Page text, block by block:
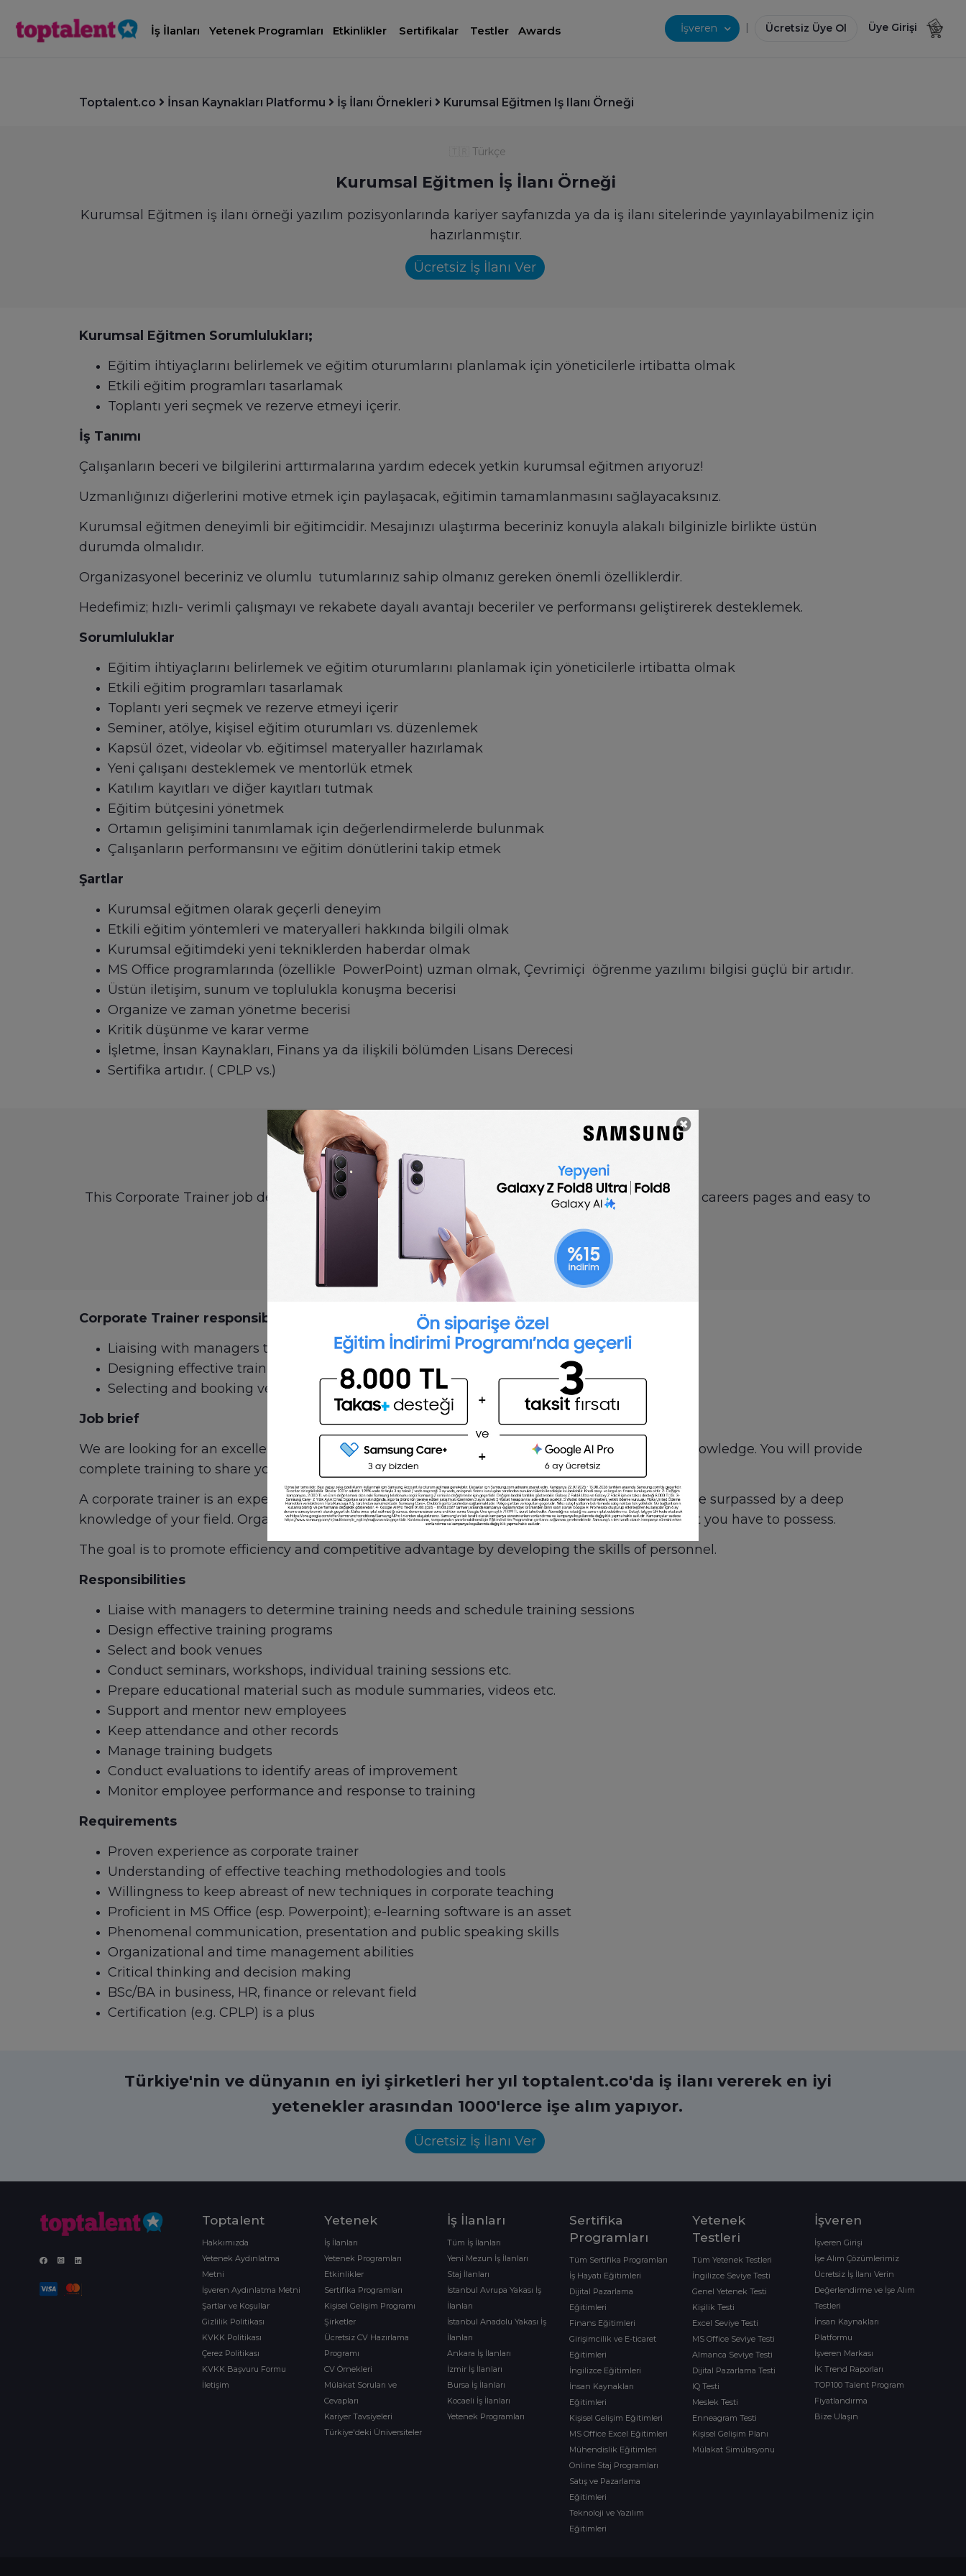
İş İlanları Yetenek Programları Etkinlikler Sertifikalar Testler Awards İşveren | Ücretsiz Üye Ol Üye Girişi
Toptalent.co İnsan Kaynakları Platformu İş İlanı Örnekleri Kurumsal Eğitmen Iş Ilanı Örneği
Türkçe
Kurumsal Eğitmen İş İlanı Örneği
Kurumsal Eğitmen iş ilanı örneği yazılım pozisyonlarında kariyer sayfanızda ya da iş ilanı sitelerinde yayınlayabilmeniz için
hazırlanmıştır.
Ücretsiz İş İlanı Ver
Kurumsal Eğitmen Sorumlulukları;
Eğitim ihtiyaçlarını belirlemek ve eğitim oturumlarını planlamak için yöneticilerle irtibatta olmak
Etkili eğitim programları tasarlamak
Toplantı yeri seçmek ve rezerve etmeyi içerir.
İş Tanımı
Çalışanların beceri ve bilgilerini arttırmalarına yardım edecek yetkin kurumsal eğitmen arıyoruz!
Uzmanlığınızı diğerlerini motive etmek için paylaşacak, eğitimin tamamlanmasını sağlayacaksınız.
Kurumsal eğitmen deneyimli bir eğitimcidir. Mesajınızı ulaştırma beceriniz konuyla alakalı bilginizle birlikte üstün
durumda olmalıdır.
Organizasyonel beceriniz ve olumlu tutumlarınız sahip olmanız gereken önemli özelliklerdir.
Hedefimiz; hızlı- verimli çalışmayı ve rekabete dayalı avantajı beceriler ve performansı geliştirerek desteklemek.
Sorumluluklar
Eğitim ihtiyaçlarını belirlemek ve eğitim oturumlarını planlamak için yöneticilerle irtibatta olmak
Etkili eğitim programları tasarlamak
Toplantı yeri seçmek ve rezerve etmeyi içerir
Seminer, atölye, kişisel eğitim oturumları vs. düzenlemek
Kapsül özet, videolar vb. eğitimsel materyaller hazırlamak
Yeni çalışanı desteklemek ve mentorlük etmek
Katılım kayıtları ve diğer kayıtları tutmak
Eğitim bütçesini yönetmek
Ortamın gelişimini tanımlamak için değerlendirmelerde bulunmak
Çalışanların performansını ve eğitim dönütlerini takip etmek
Şartlar
Kurumsal eğitmen olarak geçerli deneyim
Etkili eğitim yöntemleri ve materyalleri hakkında bilgili olmak
Kurumsal eğitimdeki yeni tekniklerden haberdar olmak
MS Office programlarında (özellikle PowerPoint) uzman olmak, Çevrimiçi öğrenme yazılımı bilgisi güçlü bir artıdır.
Üstün iletişim, sunum ve toplulukla konuşma becerisi
Organize ve zaman yönetme becerisi
Kritik düşünme ve karar verme
İşletme, İnsan Kaynakları, Finans ya da ilişkili bölümden Lisans Derecesi
Sertifika artıdır. ( CPLP vs.)
Corporate Trainer job description
This Corporate Trainer job description template is optimized for posting to online job boards or careers pages and easy to
customize for your company.
Post a job for free
Corporate Trainer responsibilities include:
Liaising with managers to determine training needs and schedule training sessions
Designing effective training programs
Selecting and booking venues
Job brief
We are looking for an excellent Corporate Trainer to help employees cultivate their skills and knowledge. You will provide
complete training to share your expertise in ways that motivate others.
A corporate trainer is an experienced educator. Your abilities to convey a message should only be surpassed by a deep
knowledge of your field. Organizational skills and a positive attitude are important qualities that you have to possess.
The goal is to promote efficiency and competitive advantage by developing the skills of personnel.
Responsibilities
Liaise with managers to determine training needs and schedule training sessions
Design effective training programs
Select and book venues
Conduct seminars, workshops, individual training sessions etc.
Prepare educational material such as module summaries, videos etc.
Support and mentor new employees
Keep attendance and other records
Manage training budgets
Conduct evaluations to identify areas of improvement
Monitor employee performance and response to training
Requirements
Proven experience as corporate trainer
Understanding of effective teaching methodologies and tools
Willingness to keep abreast of new techniques in corporate teaching
Proficient in MS Office (esp. Powerpoint); e-learning software is an asset
Phenomenal communication, presentation and public speaking skills
Organizational and time management abilities
Critical thinking and decision making
BSc/BA in business, HR, finance or relevant field
Certification (e.g. CPLP) is a plus
Türkiye'nin ve dünyanın en iyi şirketleri her yıl toptalent.co'da iş ilanı vererek en iyi
yetenekler arasından 1000'lerce işe alım yapıyor.
Ücretsiz İş İlanı Ver
Toptalent
Hakkımızda
Yetenek Aydınlatma
Metni
İşveren Aydınlatma Metni
Şartlar ve Koşullar
Gizlilik Politikası
KVKK Politikası
Çerez Politikası
KVKK Başvuru Formu
İletişim
Yetenek
İş İlanları
Yetenek Programları
Etkinlikler
Sertifika Programları
Kişisel Gelişim Programı
Şirketler
Ücretsiz CV Hazırlama
Programı
CV Örnekleri
Mülakat Soruları ve
Cevapları
Kariyer Tavsiyeleri
Türkiye'deki Üniversiteler
İş İlanları
Tüm İş İlanları
Yeni Mezun İş İlanları
Staj İlanları
İstanbul Avrupa Yakası İş
İlanları
İstanbul Anadolu Yakası İş
İlanları
Ankara İş İlanları
İzmir İş İlanları
Bursa İş İlanları
Kocaeli İş İlanları
Yetenek Programları
Sertifika
Programları
Tüm Sertifika Programları
İş Hayatı Eğitimleri
Dijital Pazarlama
Eğitimleri
Finans Eğitimleri
Girişimcilik ve E-ticaret
Eğitimleri
İngilizce Eğitimleri
İnsan Kaynakları
Eğitimleri
Kişisel Gelişim Eğitimleri
MS Office Excel Eğitimleri
Mühendislik Eğitimleri
Online Staj Programları
Satış ve Pazarlama
Eğitimleri
Teknoloji ve Yazılım
Eğitimleri
Yetenek
Testleri
Tüm Yetenek Testleri
İngilizce Seviye Testi
Genel Yetenek Testi
Kişilik Testi
Excel Seviye Testi
MS Office Seviye Testi
Almanca Seviye Testi
Dijital Pazarlama Testi
IQ Testi
Meslek Testi
Enneagram Testi
Kişisel Gelişim Planı
Mülakat Simülasyonu
İşveren
İşveren Girişi
İşe Alım Çözümlerimiz
Ücretsiz İş İlanı Verin
Değerlendirme ve İşe Alım
Testleri
İnsan Kaynakları
Platformu
İşveren Markası
İK Trend Raporları
TOP100 Talent Program
Fiyatlandırma
Bize Ulaşın